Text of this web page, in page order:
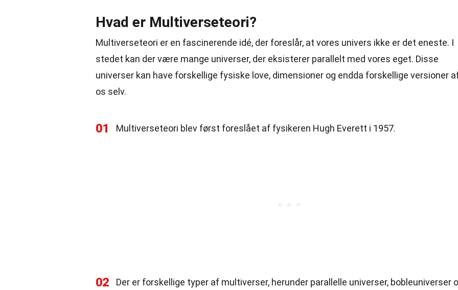
Hvad er Multiverseteori?
Multiverseteori er en fascinerende idé, der foreslår, at vores univers ikke er det eneste. I
stedet kan der være mange universer, der eksisterer parallelt med vores eget. Disse
universer kan have forskellige fysiske love, dimensioner og endda forskellige versioner
os selv.
01 Multiverseteori blev først foreslået af fysikeren Hugh Everett i 1957.
02
Der er forskellige typer af multiverser, herunder parallelle universer, bobleuniverser